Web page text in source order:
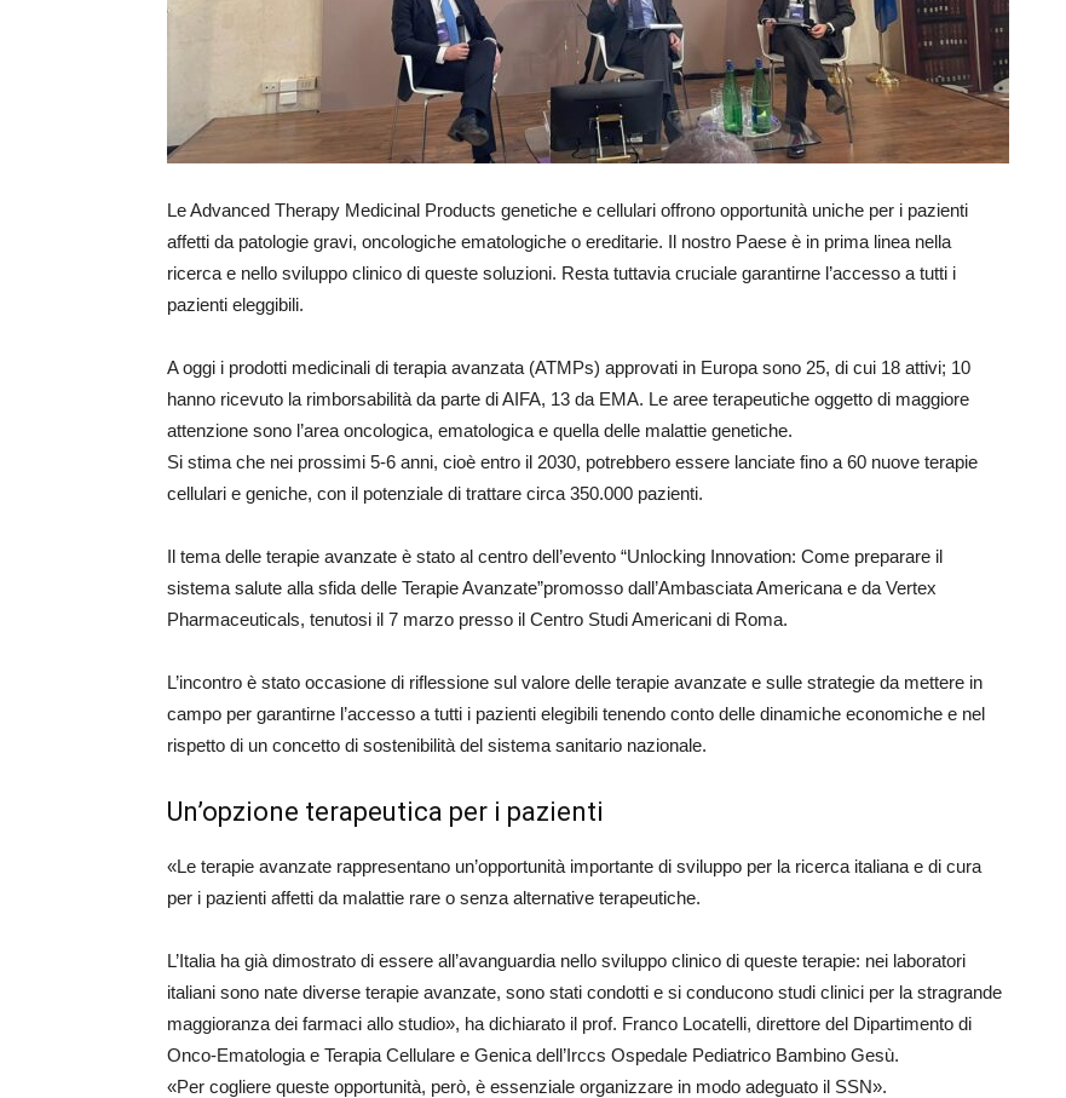
Le Advanced Therapy Medicinal Products genetiche e cellulari offrono opportunità uniche per i pazienti
affetti da patologie gravi, oncologiche ematologiche o ereditarie. Il nostro Paese è in prima linea nella
ricerca e nello sviluppo clinico di queste soluzioni. Resta tuttavia cruciale garantirne l’accesso a tutti i
pazienti eleggibili.
A oggi i prodotti medicinali di terapia avanzata (ATMPs) approvati in Europa sono 25, di cui 18 attivi; 10
hanno ricevuto la rimborsabilità da parte di AIFA, 13 da EMA. Le aree terapeutiche oggetto di maggiore
attenzione sono l’area oncologica, ematologica e quella delle malattie genetiche.
Si stima che nei prossimi 5-6 anni, cioè entro il 2030, potrebbero essere lanciate fino a 60 nuove terapie
cellulari e geniche, con il potenziale di trattare circa 350.000 pazienti.
Il tema delle terapie avanzate è stato al centro dell’evento “Unlocking Innovation: Come preparare il
sistema salute alla sfida delle Terapie Avanzate”promosso dall’Ambasciata Americana e da Vertex
Pharmaceuticals, tenutosi il 7 marzo presso il Centro Studi Americani di Roma.
L’incontro è stato occasione di riflessione sul valore delle terapie avanzate e sulle strategie da mettere in
campo per garantirne l’accesso a tutti i pazienti elegibili tenendo conto delle dinamiche economiche e nel
rispetto di un concetto di sostenibilità del sistema sanitario nazionale.
Un’opzione terapeutica per i pazienti
«Le terapie avanzate rappresentano un’opportunità importante di sviluppo per la ricerca italiana e di cura
per i pazienti affetti da malattie rare o senza alternative terapeutiche.
L’Italia ha già dimostrato di essere all’avanguardia nello sviluppo clinico di queste terapie: nei laboratori
italiani sono nate diverse terapie avanzate, sono stati condotti e si conducono studi clinici per la stragrande
maggioranza dei farmaci allo studio», ha dichiarato il prof. Franco Locatelli, direttore del Dipartimento di
Onco-Ematologia e Terapia Cellulare e Genica dell’Irccs Ospedale Pediatrico Bambino Gesù.
«Per cogliere queste opportunità, però, è essenziale organizzare in modo adeguato il SSN».